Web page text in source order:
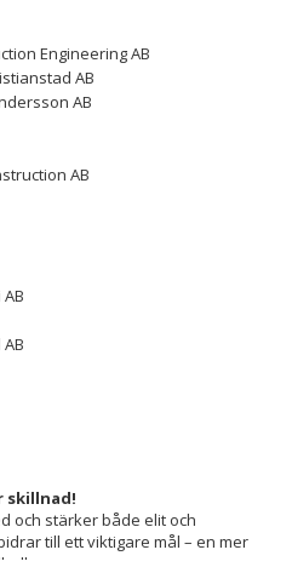
Engineering AB
AB
AB
AB
skillnad!
och stärker både elit och
till ett viktigare mål – en mer